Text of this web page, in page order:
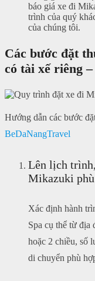
báo giá xe đi
trình của quý
của chúng tôi.
Các bước đặt
có tài xế riêng
Hướng dẫn các bước
BeDaNangTravel
Lên lịch
Mikazuki
Xác định hành
Spa cụ thể từ địa
hoặc 2 chiều, số
di chuyển phù